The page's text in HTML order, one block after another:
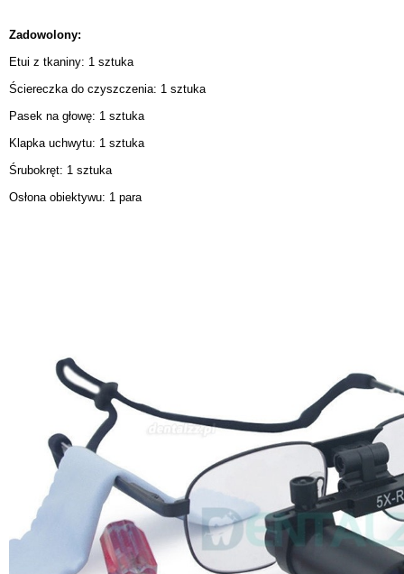
Zadowolony:
Etui z tkaniny: 1 sztuka
Ściereczka do czyszczenia: 1 sztuka
Pasek na głowę: 1 sztuka
Klapka uchwytu: 1 sztuka
Śrubokręt: 1 sztuka
Osłona obiektywu: 1 para